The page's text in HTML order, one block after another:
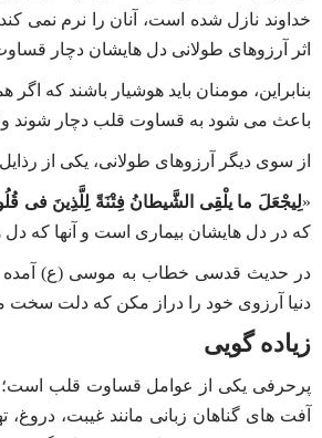
خداوند نازل شده است، آنان را نرم نمی‌
اثر آرزوهای طولانی دل‌ هایشان دچار
بنابراین، مومنان باید هوشیار باشند که اگر
باعث می شود به قساوت قلب دچار شوند و
از سوی دیگر آرزوهای طولانی، یکی از
«لِیجْعَلَ ما یلْقِی الشَّیطانُ فِتْنَةً لِلَّذِینَ فی
که در دل‌ هایشان بیماری است و آنها که
در حدیث قدسی خطاب به موسی (ع)
دنیا آرزوی خود را دراز مکن که دلت
زیاده‌ گویی
پرحرفی یکی از عوامل قساوت قلب است؛
آفت ‌های گناهان زبانی مانند غیبت،